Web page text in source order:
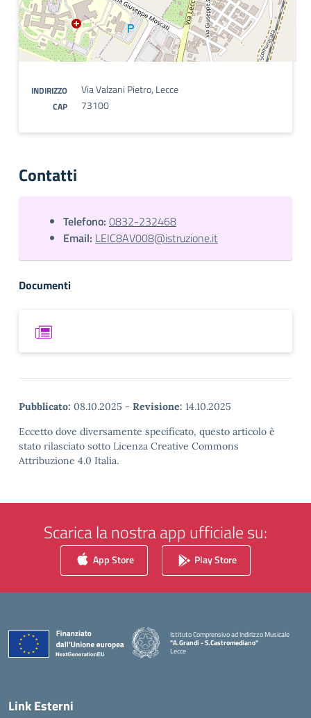
INDIRIZZO Via Valzani Pietro, Lecce
CAP 73100
Contatti
Telefono: 0832-232468
Email: LEIC8AV008@istruzione.it
Documenti
Pubblicato: 08.10.2025 - Revisione: 14.10.2025
Eccetto dove diversamente specificato, questo articolo è
stato rilasciato sotto Licenza Creative Commons
Attribuzione 4.0 Italia.
Scarica la nostra app ufficiale su:
App Store Play Store
Istituto Comprensivo ad Indirizzo Musicale
"A.Grandi - S.Castromediano"
Lecce
Link Esterni